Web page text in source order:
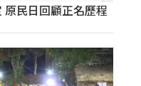
民日回顧正名歷程